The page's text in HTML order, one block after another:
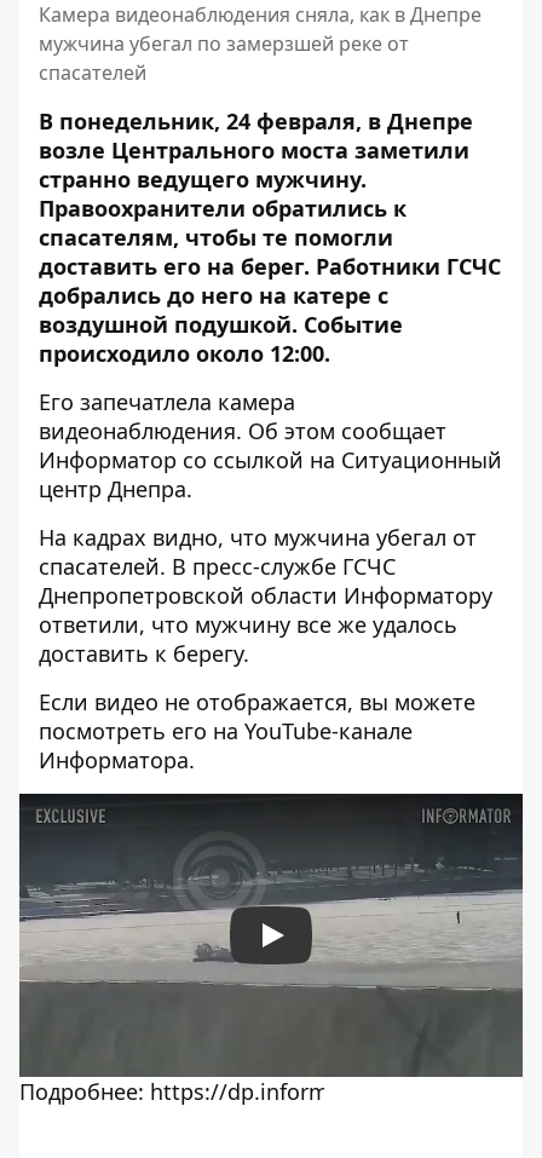
Камера видеонаблюдения сняла, как в Днепре
мужчина убегал по замерзшей реке от
спасателей
В понедельник, 24 февраля, в Днепре
возле Центрального моста заметили
странно ведущего мужчину.
Правоохранители обратились к
спасателям, чтобы те помогли
доставить его на берег. Работники ГСЧС
добрались до него на катере с
воздушной подушкой. Событие
происходило около 12:00.
Его запечатлела камера
видеонаблюдения. Об этом сообщает
Информатор со ссылкой на Ситуационный
центр Днепра.
На кадрах видно, что мужчина убегал от
спасателей. В пресс-службе ГСЧС
Днепропетровской области Информатору
ответили, что мужчину все же удалось
доставить к берегу.
Если видео не отображается, вы можете
посмотреть его на YouTube-канале
Информатора.
Play